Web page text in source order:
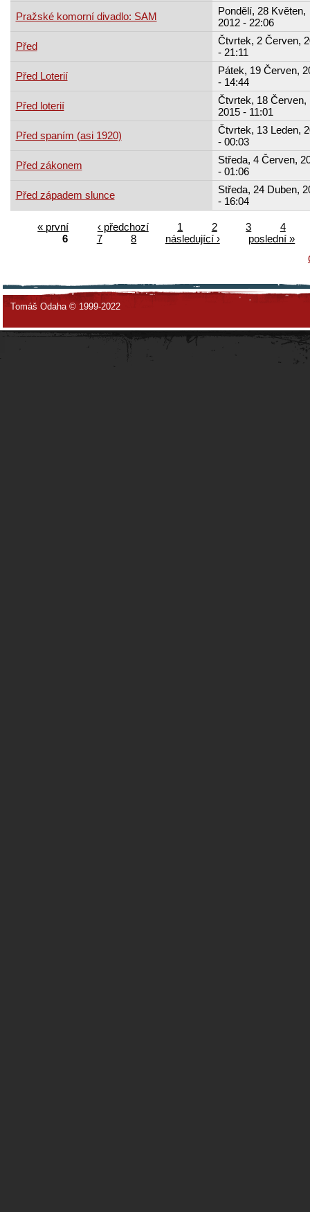
Pražské komorní divadlo: SAM
Pondělí, 28 Květen,
2012 - 22:06
Před
Čtvrtek, 2 Červen,
- 21:11
Před Loterií
Pátek, 19 Červen,
- 14:44
Před loterií
Čtvrtek, 18 Červen,
2015 - 11:01
Před spaním (asi 1920)
Čtvrtek, 13 Leden,
- 00:03
Před zákonem
Středa, 4 Červen,
- 01:06
Před západem slunce
Středa, 24 Duben,
- 16:04
« první ‹ předchozí 1 2 3
4
6
7 8 následující ›
poslední »
Tomáš Odaha © 1999-2022